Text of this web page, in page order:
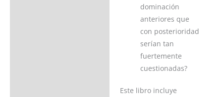
dominación
anteriores que
con posterioridad
serían tan
fuertemente
cuestionadas?
Este libro incluye